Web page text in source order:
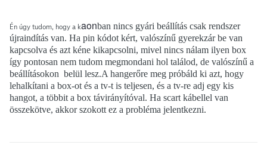
Én úgy tudom, hogy a kaonban nincs gyári beállítás csak rendszer
újraindítás van. Ha pin kódot kért, valószínű gyerekzár be van
kapcsolva és azt kéne kikapcsolni, mivel nincs nálam ilyen box
így pontosan nem tudom megmondani hol találod, de valószínű a
beállításokon belül lesz.A hangerőre meg próbáld ki azt, hogy
lehalkítani a box-ot és a tv-t is teljesen, és a tv-re adj egy kis
hangot, a többit a box távirányítóval. Ha scart kábellel van
összekötve, akkor szokott ez a probléma jelentkezni.